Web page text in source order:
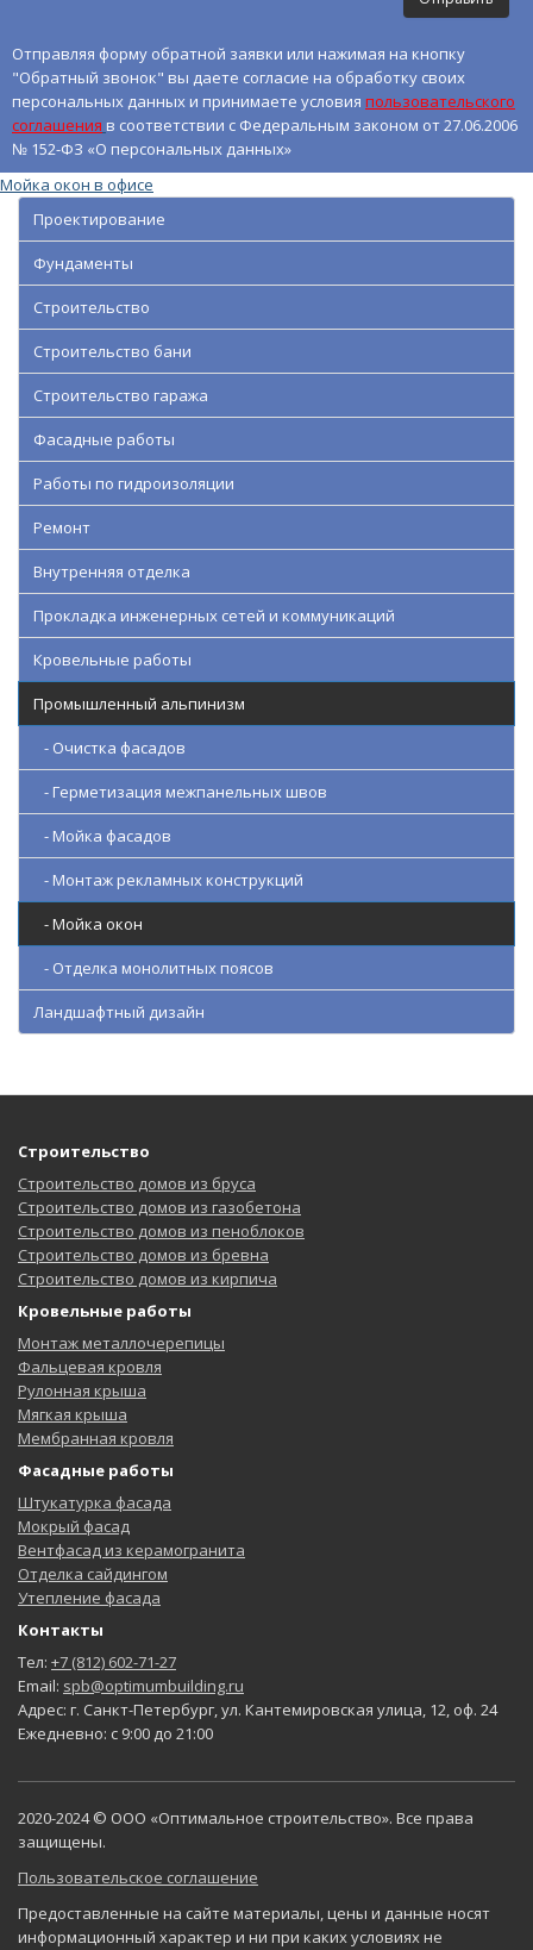
Отправляя форму обратной заявки или нажимая на кнопку
"Обратный звонок" вы даете согласие на обработку своих
персональных данных и принимаете условия пользовательского
соглашения в соответствии с Федеральным законом от 27.06.2006
№ 152-ФЗ «О персональных данных»
Мойка окон в офисе
Проектирование
Фундаменты
Строительство
Строительство бани
Строительство гаража
Фасадные работы
Работы по гидроизоляции
Ремонт
Внутренняя отделка
Прокладка инженерных сетей и коммуникаций
Кровельные работы
Промышленный альпинизм
- Очистка фасадов
- Герметизация межпанельных швов
- Мойка фасадов
- Монтаж рекламных конструкций
- Мойка окон
- Отделка монолитных поясов
Ландшафтный дизайн
Строительство
Строительство домов из бруса
Строительство домов из газобетона
Строительство домов из пеноблоков
Строительство домов из бревна
Строительство домов из кирпича
Кровельные работы
Монтаж металлочерепицы
Фальцевая кровля
Рулонная крыша
Мягкая крыша
Мембранная кровля
Фасадные работы
Штукатурка фасада
Мокрый фасад
Вентфасад из керамогранита
Отделка сайдингом
Утепление фасада
Контакты
Тел: +7 (812) 602-71-27
Email: spb@optimumbuilding.ru
Адрес: г. Санкт-Петербург, ул. Кантемировская улица, 12, оф. 24
Ежедневно: с 9:00 до 21:00
2020-2024 © ООО «Оптимальное строительство». Все права
защищены.
Пользовательское соглашение
Предоставленные на сайте материалы, цены и данные носят
информационный характер и ни при каких условиях не